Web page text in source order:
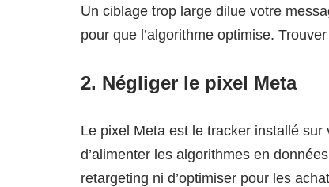
Un ciblage trop large dilue votre
pour que l’algorithme optimise.
2. Négliger le pixel Meta
Le pixel Meta est le tracker installé
d’alimenter les algorithmes en
retargeting ni d’optimiser pour les